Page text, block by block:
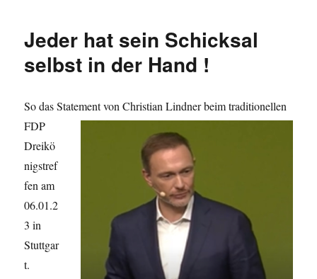
Jeder hat sein Schicksal
selbst in der Hand !
So das Statement von Christian Lindner beim traditionellen
FDP
Dreikö
nigstref
fen am
06.01.2
3 in
Stuttgar
t.